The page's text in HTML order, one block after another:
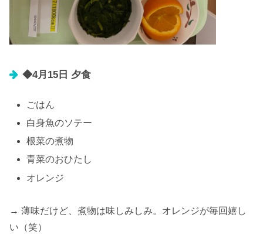
◆4月15日 夕食
ごはん
白身魚のソテー
根菜の煮物
青菜のおひたし
オレンジ
→ 薄味だけど、煮物は味しみしみ。オレンジが毎回嬉し
い（笑）